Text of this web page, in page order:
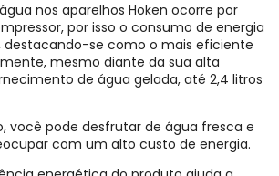
nos aparelhos Hoken ocorre por
por isso o consumo de energia
se como o mais eficiente
mesmo diante da sua alta
de água gelada, até 2,4 litros
você pode desfrutar de água fresca e
com um alto custo de energia.